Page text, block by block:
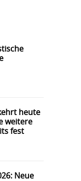
heute
weitere
fest
Neue